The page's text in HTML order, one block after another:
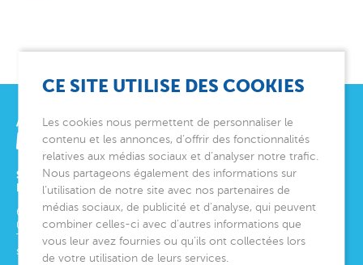
SIÈGE SOCIAL
ET DIRECTION GÉNÉRALE
6 avenue Édith Cavell
06000 Nice
Tél.
04 92 00 24 50
siege@montjoye.org
CE SITE UTILISE DES COOKIES
Les cookies nous permettent de personnaliser le
contenu et les annonces, d’offrir des fonctionnalités
relatives aux médias sociaux et d’analyser notre trafic.
Nous partageons également des informations sur
l’utilisation de notre site avec nos partenaires de
médias sociaux, de publicité et d’analyse, qui peuvent
combiner celles-ci avec d’autres informations que
vous leur avez fournies ou qu’ils ont collectées lors
de votre utilisation de leurs services.